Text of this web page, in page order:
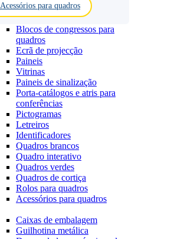
Acessórios para quadros
Blocos de congressos para
quadros
Ecrã de projecção
Paineis
Vitrinas
Paineis de sinalização
Porta-catálogos e atris para
conferências
Pictogramas
Letreiros
Identificadores
Quadros brancos
Quadro interativo
Quadros verdes
Quadros de cortiça
Rolos para quadros
Acessórios para quadros
Caixas de embalagem
Guilhotina metálica